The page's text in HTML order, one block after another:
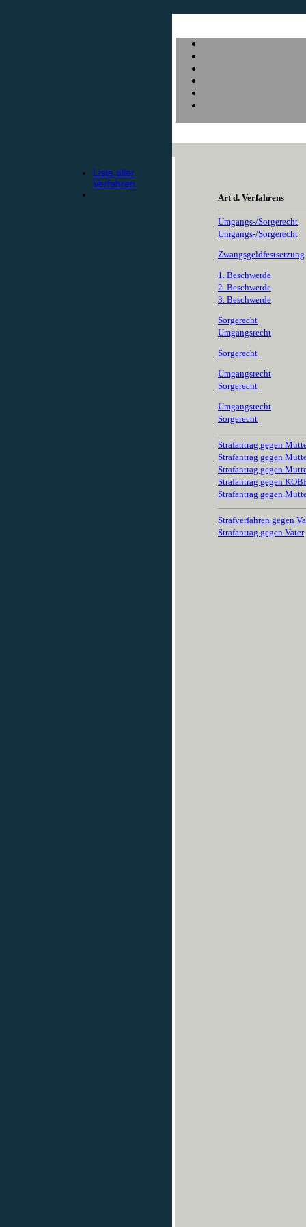
Liste aller
Verfahren
Art d. Verfahrens
Umgangs-/Sorgerecht
Umgangs-/Sorgerecht
Zwangsgeldfestsetzung
1. Beschwerde
2. Beschwerde
3. Beschwerde
Sorgerecht
Umgangsrecht
Sorgerecht
Umgangsrecht
Sorgerecht
Umgangsrecht
Sorgerecht
Strafantrag gegen
Strafantrag gegen
Strafantrag gegen
Strafantrag gegen
Strafantrag gegen
Strafverfahren gegen
Strafantrag gegen Vater